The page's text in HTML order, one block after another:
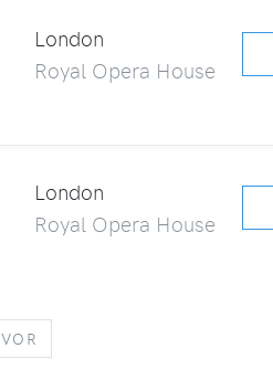
London
Royal Opera House
London
Royal Opera House
VOR